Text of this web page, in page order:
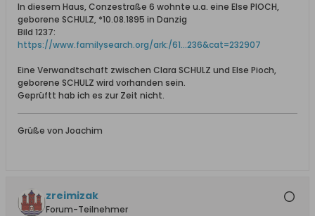
In diesem Haus, Conzestraße 6 wohnte u.a. eine Else PIOCH,
geborene SCHULZ, *10.08.1895 in Danzig
Bild 1237:
https://www.familysearch.org/ark:/61...236&cat=232907
Eine Verwandtschaft zwischen Clara SCHULZ und Else Pioch,
geborene SCHULZ wird vorhanden sein.
Geprüftt hab ich es zur Zeit nicht.
Grüße von Joachim
zreimizak
Forum-Teilnehmer